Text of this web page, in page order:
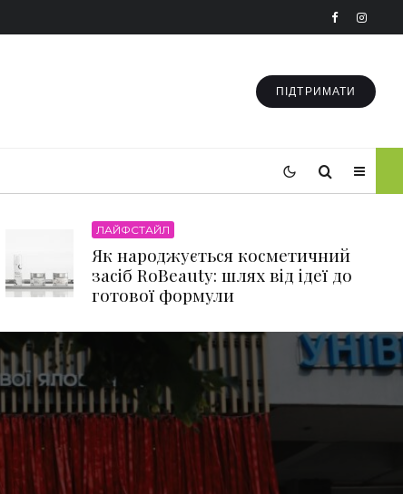
ПІДТРИМАТИ
ЛАЙФСТАЙЛ
Як народжується косметичний
засіб RoBeauty: шлях від ідеї до
готової формули